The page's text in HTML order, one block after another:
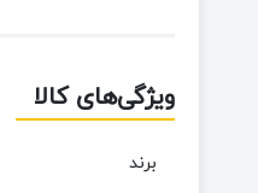
ویژگی‌های کالا
برند